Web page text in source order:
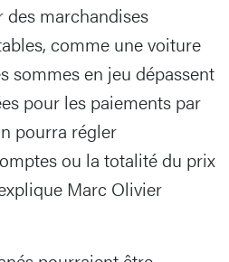
marchandises
comme une voiture
sommes en jeu dépassent
pour les paiements par
pourra régler
ou la totalité du prix
Marc Olivier